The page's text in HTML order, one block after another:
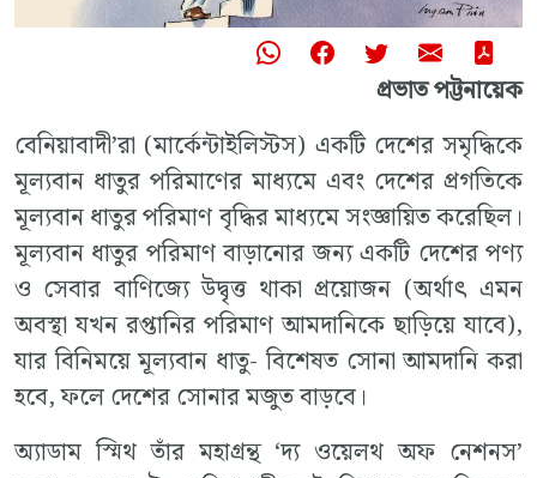
প্রভাত পট্টনায়েক
বেনিয়াবাদী’রা (মার্কেন্টাইলিস্টস) একটি দেশের সমৃদ্ধিকে
মূল্যবান ধাতুর পরিমাণের মাধ্যমে এবং দেশের প্রগতিকে
মূল্যবান ধাতুর পরিমাণ বৃদ্ধির মাধ্যমে সংজ্ঞায়িত করেছিল।
মূল্যবান ধাতুর পরিমাণ বাড়ানোর জন্য একটি দেশের পণ্য
ও সেবার বাণিজ্যে উদ্বৃত্ত থাকা প্রয়োজন (অর্থাৎ এমন
অবস্থা যখন রপ্তানির পরিমাণ আমদানিকে ছাড়িয়ে যাবে),
যার বিনিময়ে মূল্যবান ধাতু- বিশেষত সোনা আমদানি করা
হবে, ফলে দেশের সোনার মজুত বাড়বে।
অ্যাডাম স্মিথ তাঁর মহাগ্রন্থ ‘দ্য ওয়েলথ অফ নেশনস’